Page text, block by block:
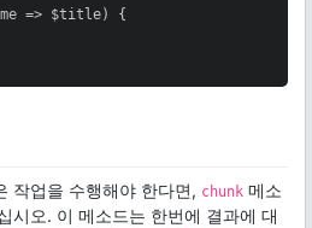
=> $title) {
작업을 수행해야 한다면, chunk 메소
시오. 이 메소드는 한번에 결과에 대